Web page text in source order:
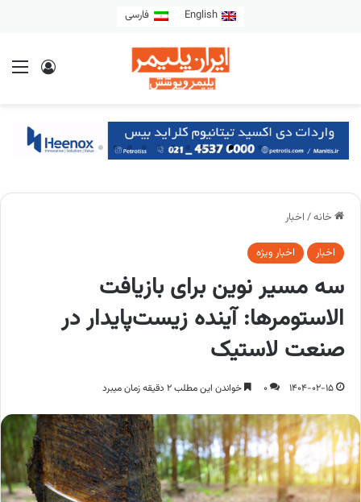
English فارسی
خانه/ اخبار
اخبار اخبار ویژه
سه مسیر نوین برای بازیافت
الاستومرها: آینده‌ زیست‌پایدار در
صنعت لاستیک
1404-02-15
0 خواندن این مطلب 2 دقیقه زمان میبرد